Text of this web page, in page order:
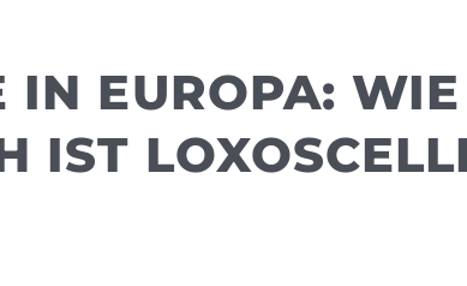
IN EUROPA: WIE
IST